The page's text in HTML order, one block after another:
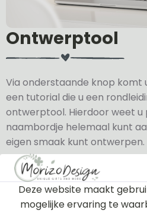
Ontwerptool
Via onderstaande knop komt
een tutorial die u een
ontwerptool. Hierdoor weet u
naambordje helemaal kunt
eigen smaak kunt ontwerpen.
Bekijk de instructie
Deze website maakt
mogelijke ervaring te